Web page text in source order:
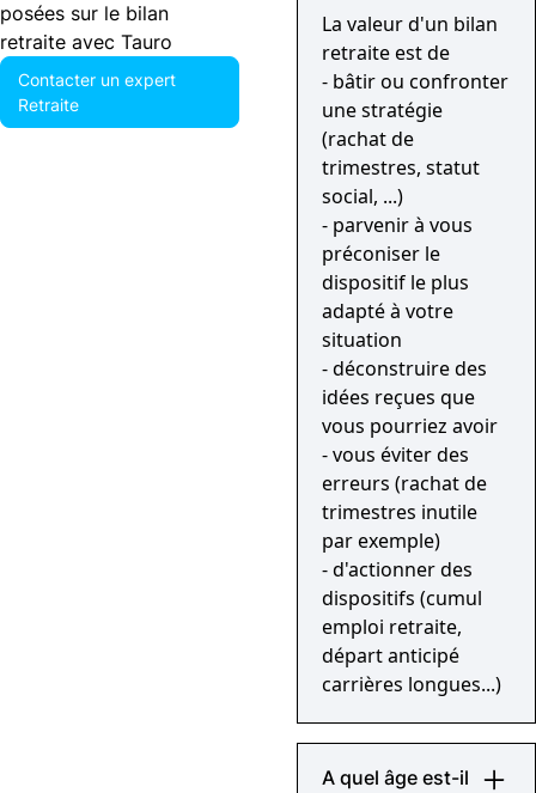
posées sur le bilan
retraite avec Tauro
Contacter un expert
Retraite
La valeur d'un bilan
retraite est de
- bâtir ou confronter
une stratégie
(rachat de
trimestres, statut
social, ...)
- parvenir à vous
préconiser le
dispositif le plus
adapté à votre
situation
- déconstruire des
idées reçues que
vous pourriez avoir
- vous éviter des
erreurs (rachat de
trimestres inutile
par exemple)
- d'actionner des
dispositifs (cumul
emploi retraite,
départ anticipé
carrières longues...)
A quel âge est-il